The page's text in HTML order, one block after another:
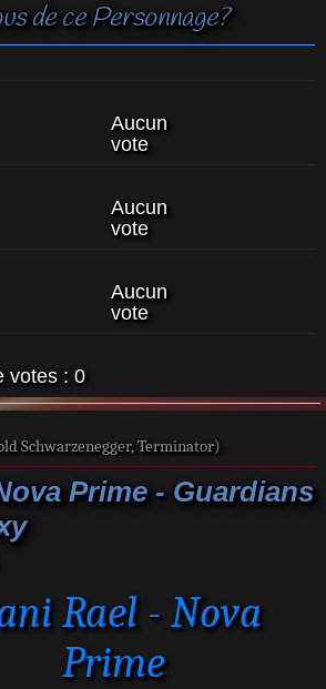
de ce Personnage?
Aucun
vote
Aucun
vote
Aucun
vote
votes : 0
Schwarzenegger, Terminator)
Prime - Guardians
Rael - Nova
Prime